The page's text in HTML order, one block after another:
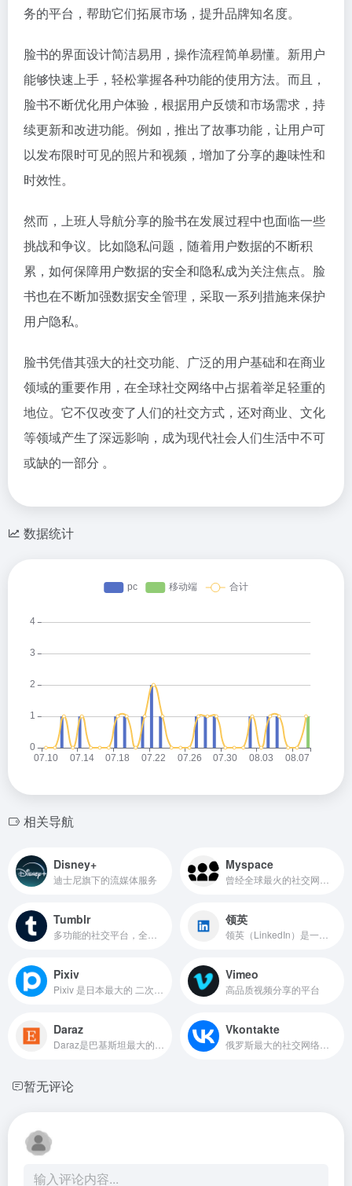
务的平台，帮助它们拓展市场，提升品牌知名度。
脸书的界面设计简洁易用，操作流程简单易懂。新用户
能够快速上手，轻松掌握各种功能的使用方法。而且，
脸书不断优化用户体验，根据用户反馈和市场需求，持
续更新和改进功能。例如，推出了故事功能，让用户可
以发布限时可见的照片和视频，增加了分享的趣味性和
时效性。
然而，上班人导航分享的脸书在发展过程中也面临一些
挑战和争议。比如隐私问题，随着用户数据的不断积
累，如何保障用户数据的安全和隐私成为关注焦点。脸
书也在不断加强数据安全管理，采取一系列措施来保护
用户隐私。
脸书凭借其强大的社交功能、广泛的用户基础和在商业
领域的重要作用，在全球社交网络中占据着举足轻重的
地位。它不仅改变了人们的社交方式，还对商业、文化
等领域产生了深远影响，成为现代社会人们生活中不可
或缺的一部分 。
数据统计
相关导航
Disney+
迪士尼旗下的流媒体服务
Myspace
Tumblr 领英
Pixiv Vimeo
高品质视频分享的平台
Daraz Vkontakte
暂无评论